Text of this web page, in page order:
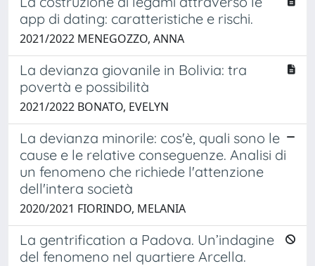
app di dating: caratteristiche e rischi.
2021/2022 MENEGOZZO, ANNA
La devianza giovanile in Bolivia: tra
povertà e possibilità
2021/2022 BONATO, EVELYN
La devianza minorile: cos'è, quali sono le
cause e le relative conseguenze. Analisi di
un fenomeno che richiede l'attenzione
dell'intera società
2020/2021 FIORINDO, MELANIA
La gentrification a Padova. Un’indagine
del fenomeno nel quartiere Arcella.